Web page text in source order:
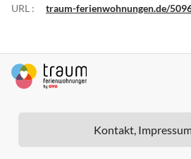
URL :
traum-ferienwohnungen.de/
Kontakt,